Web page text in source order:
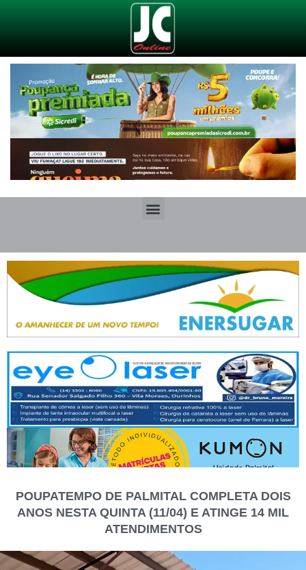
POUPATEMPO DE PALMITAL COMPLETA DOIS
ANOS NESTA QUINTA (11/04) E ATINGE 14 MIL
ATENDIMENTOS